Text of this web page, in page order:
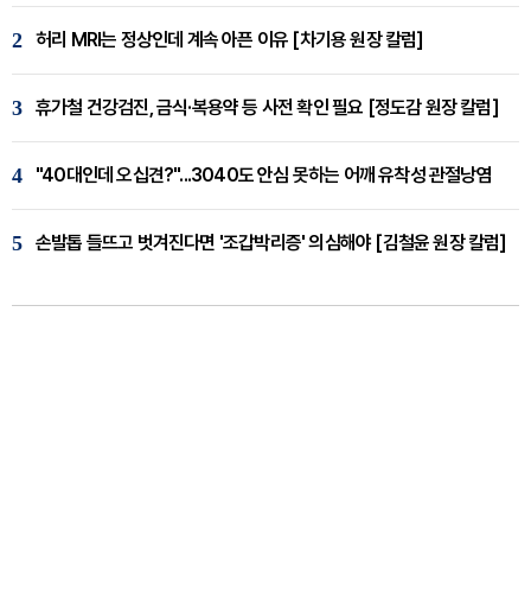
2 허리 MRI는 정상인데 계속 아픈 이유 [차기용 원장 칼럼]
3 휴가철 건강검진, 금식·복용약 등 사전 확인 필요 [정도감 원장 칼럼]
4 "40대인데 오십견?"...3040도 안심 못하는 어깨 유착성 관절낭염
5 손발톱 들뜨고 벗겨진다면 '조갑박리증' 의심해야 [김철윤 원장 칼럼]